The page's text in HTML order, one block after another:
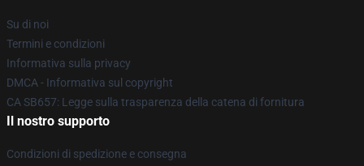
Su di noi
Termini e condizioni
Informativa sulla privacy
DMCA - Informativa sul copyright
CA SB657: Legge sulla trasparenza della catena di fornitura
Il nostro supporto
Condizioni di spedizione e consegna